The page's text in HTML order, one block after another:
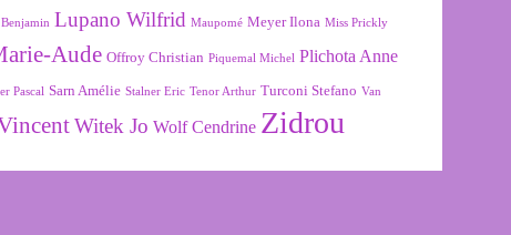
Lupano Wilfrid Maupomé Meyer Ilona Miss Prickly
Aude Offroy Christian Piquemal Michel Plichota Anne
Pascal Sarn Amélie Stalner Eric Tenor Arthur Turconi Stefano Van
Witek Jo Wolf Cendrine Zidrou